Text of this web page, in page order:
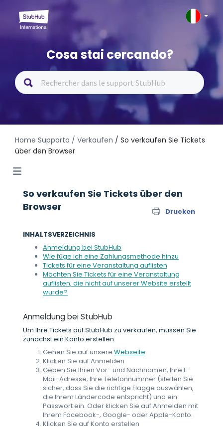
Cosa stai cercando?
Home Supporto / Verkaufen / So verkaufen Sie Tickets
über den Browser
So verkaufen Sie Tickets über den
Browser
Drucken
INHALTSVERZEICHNIS
Anmeldung bei StubHub
Wie füge ich eine Zahlungsmethode hinzu
Tickets für eine Veranstaltung auflisten
Möchten Sie Tickets für eine Veranstaltung
auflisten, die nicht auf unserer Website erstellt
wurde?
Anmeldung bei StubHub
Um Ihre Tickets auf StubHub zu verkaufen, müssen Sie
zunächst ein Konto erstellen.
Gehen Sie auf unsere Webseite
Klicken Sie auf Anmelden
Geben Sie Ihren Vor- und Nachnamen, Ihre E-
Mail-Adresse, Ihre Telefonnummer (stellen Sie
sicher, dass Sie die richtige Flagge auswählen,
die Ihrem Ländercode entspricht) und ein
Passwort ein. Oder klicken Sie auf Anmelden mit
Ihrem Facebook-, Google- oder Apple-Konto.
Klicken Sie auf Konto erstellen